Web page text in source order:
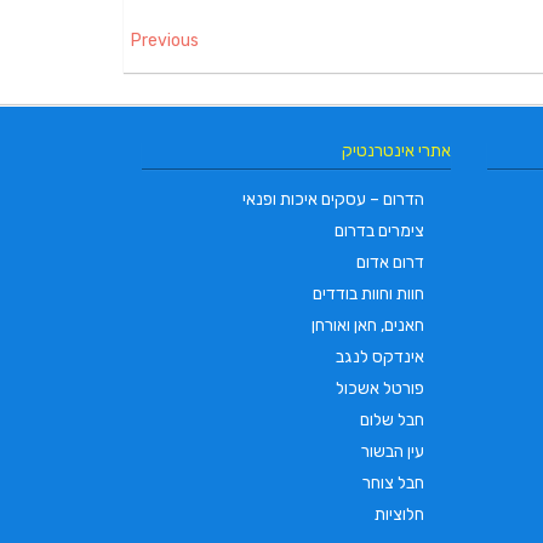
Previous
אתרי אינטרנטיק
הדרום – עסקים איכות ופנאי
צימרים בדרום
דרום אדום
חוות וחוות בודדים
חאנים, חאן ואורחן
אינדקס לנגב
פורטל אשכול
חבל שלום
עין הבשור
חבל צוחר
חלוציות